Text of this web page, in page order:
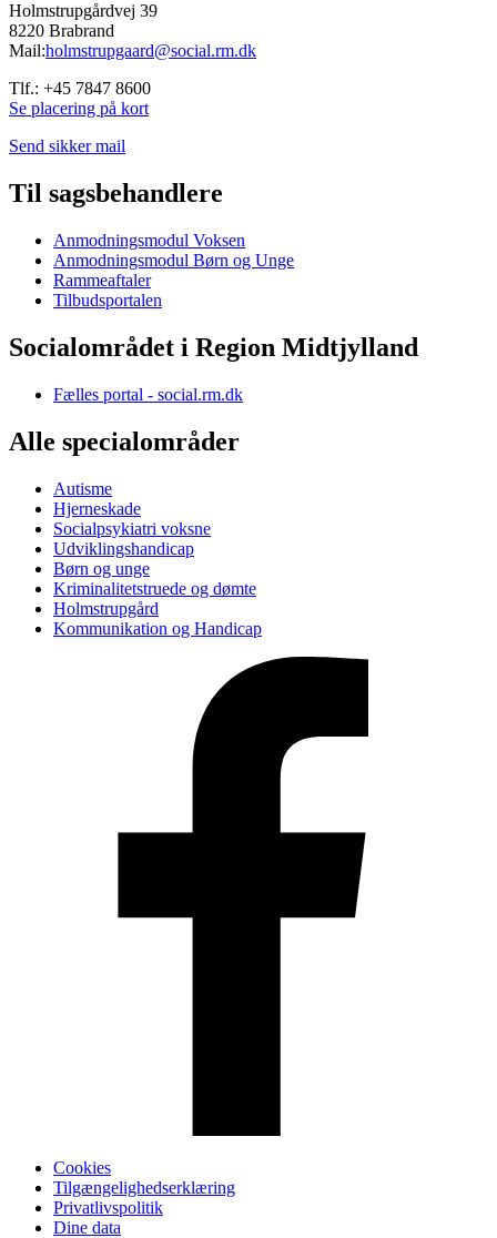
Holmstrupgårdvej 39
8220 Brabrand
Mail:holmstrupgaard@social.rm.dk
Tlf.: +45 7847 8600
Se placering på kort
Send sikker mail
Til sagsbehandlere
Anmodningsmodul Voksen
Anmodningsmodul Børn og Unge
Rammeaftaler
Tilbudsportalen
Socialområdet i Region Midtjylland
Fælles portal - social.rm.dk
Alle specialområder
Autisme
Hjerneskade
Socialpsykiatri voksne
Udviklingshandicap
Børn og unge
Kriminalitetstruede og dømte
Holmstrupgård
Kommunikation og Handicap
Cookies
Tilgængelighedserklæring
Privatlivspolitik
Dine data